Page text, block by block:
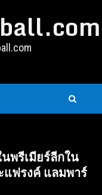
พรีเมียร์ลีกใน
ฟรงค์ แลมพาร์